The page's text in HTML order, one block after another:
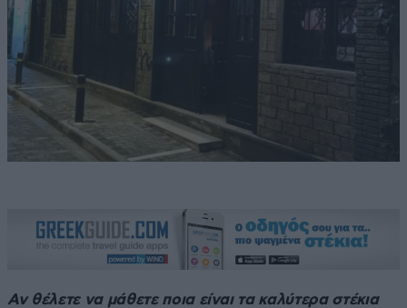
Αν θέλετε να μάθετε ποια είναι τα καλύτερα στέκια